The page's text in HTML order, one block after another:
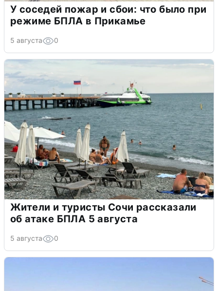
У соседей пожар и сбои: что было при
режиме БПЛА в Прикамье
5 августа 0
Жители и туристы Сочи рассказали
об атаке БПЛА 5 августа
5 августа 0